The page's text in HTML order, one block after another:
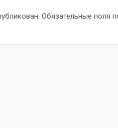
Обязательные поля